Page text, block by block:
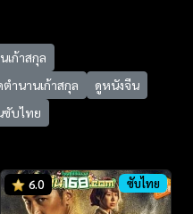
เก้าสกุล
านานเก้าสกุล
ดูหนังจีน
ซับไทย
6.0 ซับไทย